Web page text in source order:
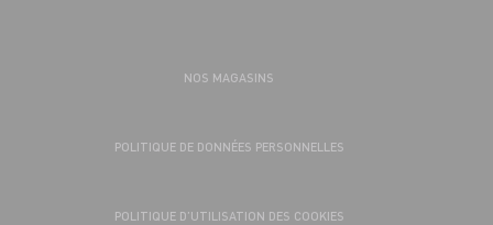
NOS MAGASINS
POLITIQUE DE DONNÉES PERSONNELLES
POLITIQUE D’UTILISATION DES COOKIES